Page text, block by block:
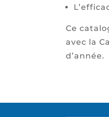
Ce
avec la
d’année.